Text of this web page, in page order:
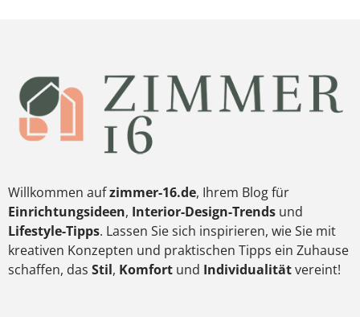
Willkommen aufzimmer-16.de, Ihrem Blog für
Einrichtungsideen, Interior-Design-Trends und
Lifestyle-Tipps. Lassen Sie sich inspirieren, wie Sie mit
kreativen Konzepten und praktischen Tipps ein Zuhause
schaffen, das Stil, Komfort und Individualitätvereint!